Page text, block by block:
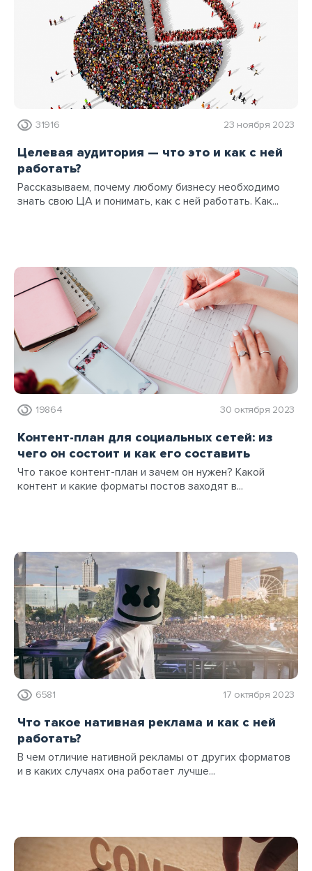
31916 23 ноября 2023
Целевая аудитория — что это и как с ней
работать?
Рассказываем, почему любому бизнесу необходимо
знать свою ЦА и понимать, как с ней работать. Как...
19864 30 октября 2023
Контент-план для социальных сетей: из
чего он состоит и как его составить
Что такое контент-план и зачем он нужен? Какой
контент и какие форматы постов заходят в...
6581 17 октября 2023
Что такое нативная реклама и как с ней
работать?
В чем отличие нативной рекламы от других форматов
и в каких случаях она работает лучше...